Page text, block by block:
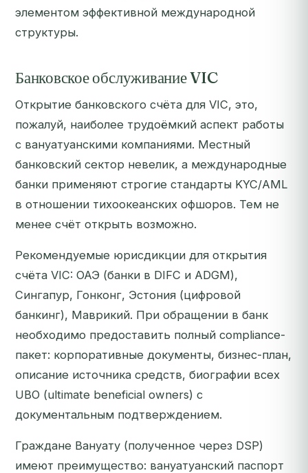
элементом эффективной международной
структуры.
Банковское обслуживание VIC
Открытие банковского счёта для VIC, это,
пожалуй, наиболее трудоёмкий аспект работы
с вануатуанскими компаниями. Местный
банковский сектор невелик, а международные
банки применяют строгие стандарты KYC/AML
в отношении тихоокеанских офшоров. Тем не
менее счёт открыть возможно.
Рекомендуемые юрисдикции для открытия
счёта VIC: ОАЭ (банки в DIFC и ADGM),
Сингапур, Гонконг, Эстония (цифровой
банкинг), Маврикий. При обращении в банк
необходимо предоставить полный compliance-
пакет: корпоративные документы, бизнес-план,
описание источника средств, биографии всех
UBO (ultimate beneficial owners) с
документальным подтверждением.
Граждане Вануату (полученное через DSP)
имеют преимущество: вануатуанский паспорт